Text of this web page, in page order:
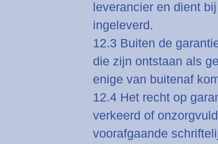
leverancier en dient
ingeleverd.
12.3 Buiten de
die zijn ontstaan als
enige van buitenaf
12.4 Het recht op
verkeerd of
voorafgaande